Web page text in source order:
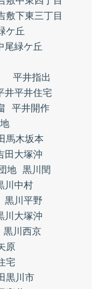
敷下東三丁目
ケ丘
尾緑ケ丘
平井指出
井平井住宅
平井開作
馬木坂本
田大塚沖
地 黒川閏
川中村
黒川平野
川大塚沖
黒川西京
原
宅
黒川市